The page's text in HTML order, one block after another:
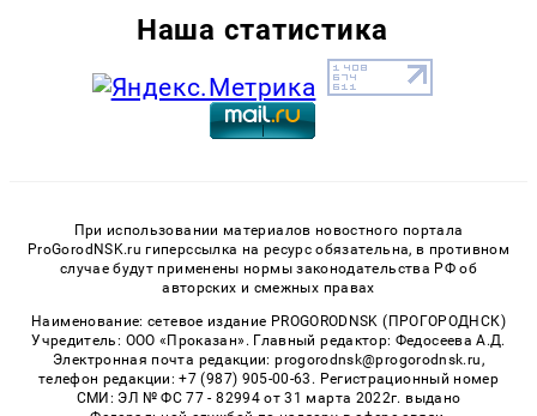
Наша статистика
При использовании материалов новостного портала
ProGorodNSK.ru гиперссылка на ресурс обязательна, в противном
случае будут применены нормы законодательства РФ об
авторских и смежных правах
Наименование: сетевое издание PROGORODNSK (ПРОГОРОДНСК)
Учредитель: ООО «Проказан». Главный редактор: Федосеева А.Д.
Электронная почта редакции: progorodnsk@progorodnsk.ru,
телефон редакции: +7 (987) 905-00-63. Регистрационный номер
СМИ: ЭЛ № ФС 77 - 82994 от 31 марта 2022г. выдано